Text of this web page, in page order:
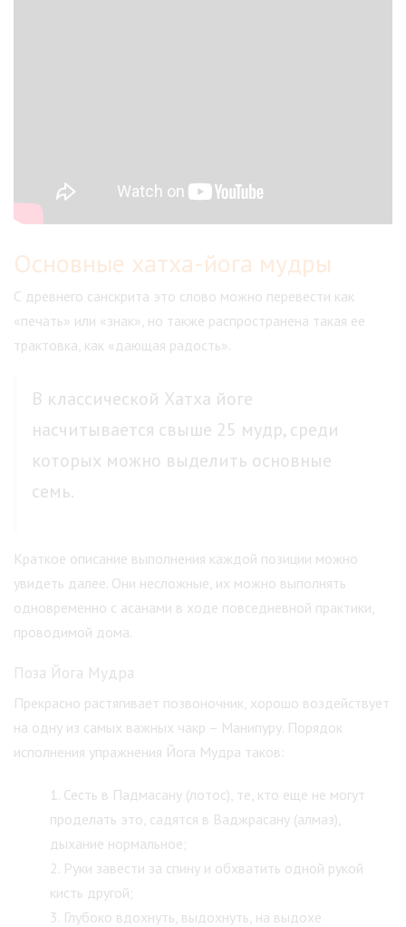
Основные хатха-йога мудры
С древнего санскрита это слово можно перевести как
«печать» или «знак», но также распространена такая ее
трактовка, как «дающая радость».
В классической Хатха йоге
насчитывается свыше 25 мудр, среди
которых можно выделить основные
семь.
Краткое описание выполнения каждой позиции можно
увидеть далее. Они несложные, их можно выполнять
одновременно с асанами в ходе повседневной практики,
проводимой дома.
Поза Йога Мудра
Прекрасно растягивает позвоночник, хорошо воздействует
на одну из самых важных чакр – Манипуру. Порядок
исполнения упражнения Йога Мудра таков:
Сесть в Падмасану (лотос), те, кто еще не могут
проделать это, садятся в Ваджрасану (алмаз),
дыхание нормальное;
Руки завести за спину и обхватить одной рукой
кисть другой;
Глубоко вдохнуть, выдохнуть, на выдохе